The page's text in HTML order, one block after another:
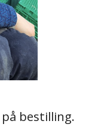
bestilling.